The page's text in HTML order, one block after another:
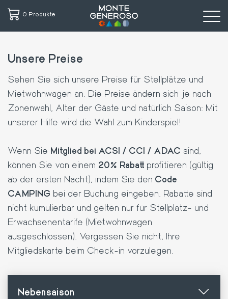
Inhalt
0 Produkte
Unsere Preise
Sehen Sie sich unsere Preise für Stellplätze und
Mietwohnwagen an. Die Preise ändern sich je nach
Zonenwahl, Alter der Gäste und natürlich Saison: Mit
unserer Hilfe wird die Wahl zum Kinderspiel!
Wenn Sie Mitglied bei ACSI / CCI / ADAC sind,
können Sie von einem 20% Rabatt profitieren (gültig
ab der ersten Nacht), indem Sie den Code
CAMPING bei der Buchung eingeben. Rabatte sind
nicht kumulierbar und gelten nur für Stellplatz- und
Erwachsenentarife (Mietwohnwagen
ausgeschlossen). Vergessen Sie nicht, Ihre
Mitgliedskarte beim Check-in vorzulegen.
Nebensaison